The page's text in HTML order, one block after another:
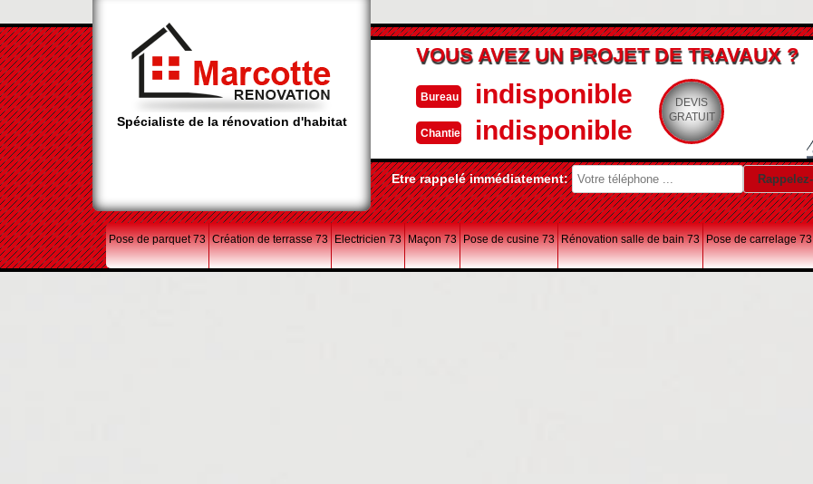
Spécialiste de la rénovation d'habitat
VOUS AVEZ UN PROJET DE TRAVAUX ?
Bureau indisponible
Chantier indisponible
DEVIS
GRATUIT
Etre rappelé immédiatement:
Pose de parquet 73 Création de terrasse 73 Electricien 73 Maçon 73 Pose de cusine 73 Rénovation salle de bain 73 Pose de carrelage 73